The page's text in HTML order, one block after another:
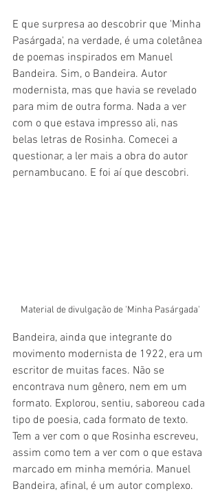
E que surpresa ao descobrir que 'Minha
Pasárgada', na verdade, é uma coletânea
de poemas inspirados em Manuel
Bandeira. Sim, o Bandeira. Autor
modernista, mas que havia se revelado
para mim de outra forma. Nada a ver
com o que estava impresso ali, nas
belas letras de Rosinha. Comecei a
questionar, a ler mais a obra do autor
pernambucano. E foi aí que descobri.
Material de divulgação de 'Minha Pasárgada'
Bandeira, ainda que integrante do
movimento modernista de 1922, era um
escritor de muitas faces. Não se
encontrava num gênero, nem em um
formato. Explorou, sentiu, saboreou cada
tipo de poesia, cada formato de texto.
Tem a ver com o que Rosinha escreveu,
assim como tem a ver com o que estava
marcado em minha memória. Manuel
Bandeira, afinal, é um autor complexo.